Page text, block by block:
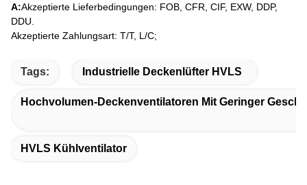
A:Akzeptierte Lieferbedingungen: FOB, CFR, CIF, EXW, DDP,
DDU.
Akzeptierte Zahlungsart: T/T, L/C;
Tags: Industrielle Deckenlüfter HVLS
Hochvolumen-Deckenventilatoren Mit Geringer
HVLS Kühlventilator